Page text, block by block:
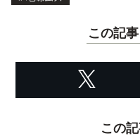
この記
この